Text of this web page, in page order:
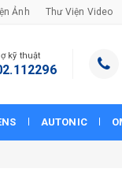
Ảnh Thư Viện Video
kỹ thuật
AUTONIC